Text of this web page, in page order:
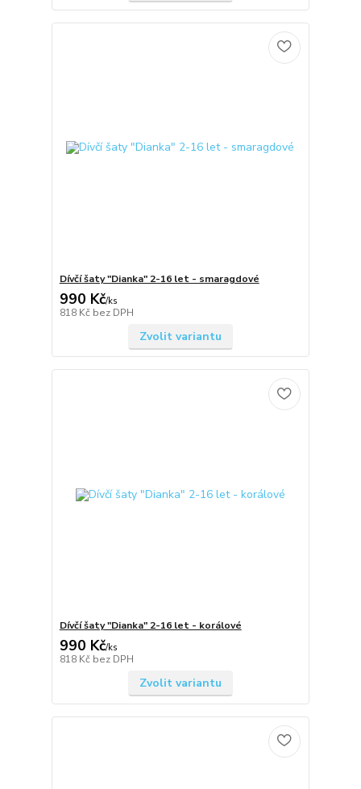
Dívčí šaty "Dianka" 2-16 let - smaragdové
990 Kč/ks
818 Kč bez DPH
Zvolit variantu
Dívčí šaty "Dianka" 2-16 let - korálové
990 Kč/ks
818 Kč bez DPH
Zvolit variantu